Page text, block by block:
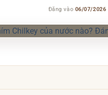
Đăng vào 06/07/2026